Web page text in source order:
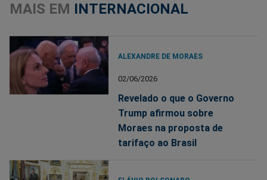
MAIS EM INTERNACIONAL
ALEXANDRE DE MORAES
02/06/2026
Revelado o que o Governo
Trump afirmou sobre
Moraes na proposta de
tarifaço ao Brasil